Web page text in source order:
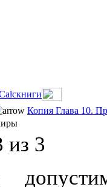
книги
Копия Глава 10.
из 3